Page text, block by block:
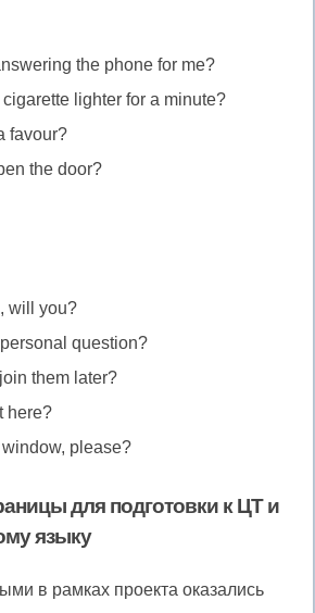
the phone for me?
lighter for a minute?
favour?
the door?
will you?
question?
them later?
here?
please?
для подготовки к ЦТ и
языку
в рамках проекта оказались